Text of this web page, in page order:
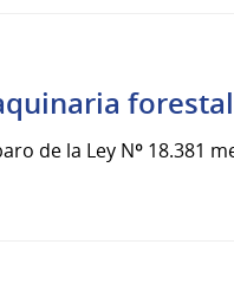
forestal
de la Ley Nº 18.381